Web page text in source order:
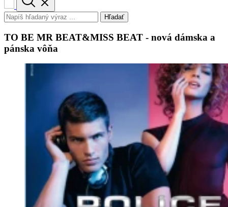
Hľadať
TO BE MR BEAT&MISS BEAT - nová dámska a
pánska vôňa